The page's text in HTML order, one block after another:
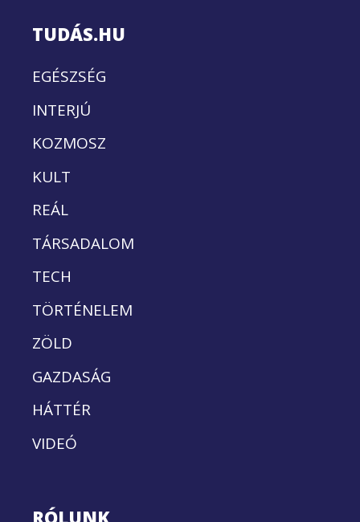
TUDÁS.HU
EGÉSZSÉG
INTERJÚ
KOZMOSZ
KULT
REÁL
TÁRSADALOM
TECH
TÖRTÉNELEM
ZÖLD
GAZDASÁG
HÁTTÉR
VIDEÓ
RÓLUNK